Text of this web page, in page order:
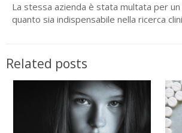
La stessa azienda è stata multata per
quanto sia indispensabile nella ricerca
Related posts